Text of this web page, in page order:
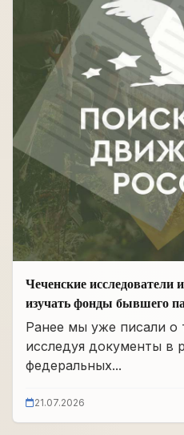
Чеченские
изучать фонды бывшего
Ранее мы уже писали о
исследуя документы в
федеральных...
21.07.2026